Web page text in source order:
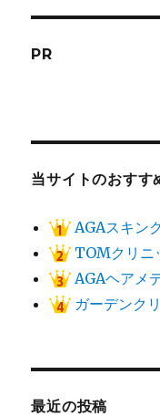
PR
当サイトのおすす
AGAスキン
TOMクリニ
AGAヘアメ
ガーデンク
最近の投稿